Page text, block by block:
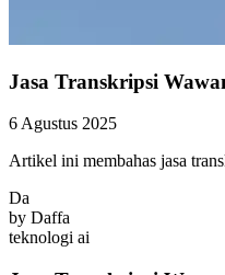
Jasa Transkripsi
6 Agustus 2025
Artikel ini membahas jasa
Da
by Daffa
teknologi ai